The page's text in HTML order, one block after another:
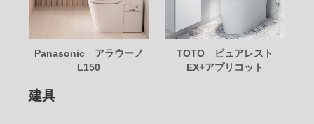
Panasonic アラウーノ
L150
TOTO ピュアレスト
EX+アプリコット
建具